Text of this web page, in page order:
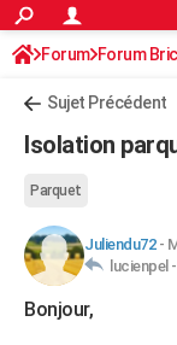
ACTUALITÉS
Politique
Société
Faits Divers
Education
Monde
Villes
+
AUTO
Essais
Réserver un essai
Citadines
Berlines
SUV
Forum auto
+HIGH-TECH
Mobiles
Meilleur smartphone
Internet
Ordinateurs
Jeux vidéo
Guide high-tech
+BRICOLAGE
Forum Forum
Sujet Précédent
Isolation
Parquet
Juliendu72-
lucienpel -
Bonjour,